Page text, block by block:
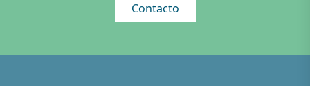
Contacto